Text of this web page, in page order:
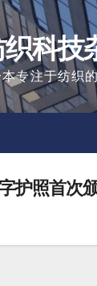
科技
本专注于纺织
护照首次